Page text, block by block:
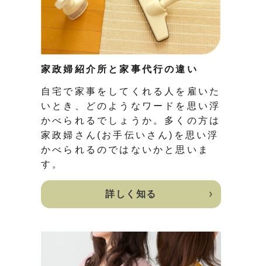
家政婦紹介所と家事代行の違い
自宅で家事をしてくれる人を雇いた
いとき、どのようなワードを思い浮
かべられるでしょうか。多くの方は
家政婦さん(お手伝いさん)を思い浮
かべられるのではないかと思いま
す。
詳しく知る